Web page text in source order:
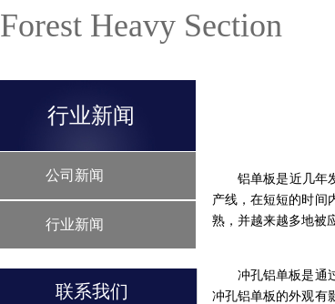
Forest Heavy Section
行业新闻
公司新闻
行业新闻
联系我们
铝单板是近几年发
产线，在短短的时间
熟，并越来越多地被
冲孔铝单板是通过
冲孔铝单板的外观有